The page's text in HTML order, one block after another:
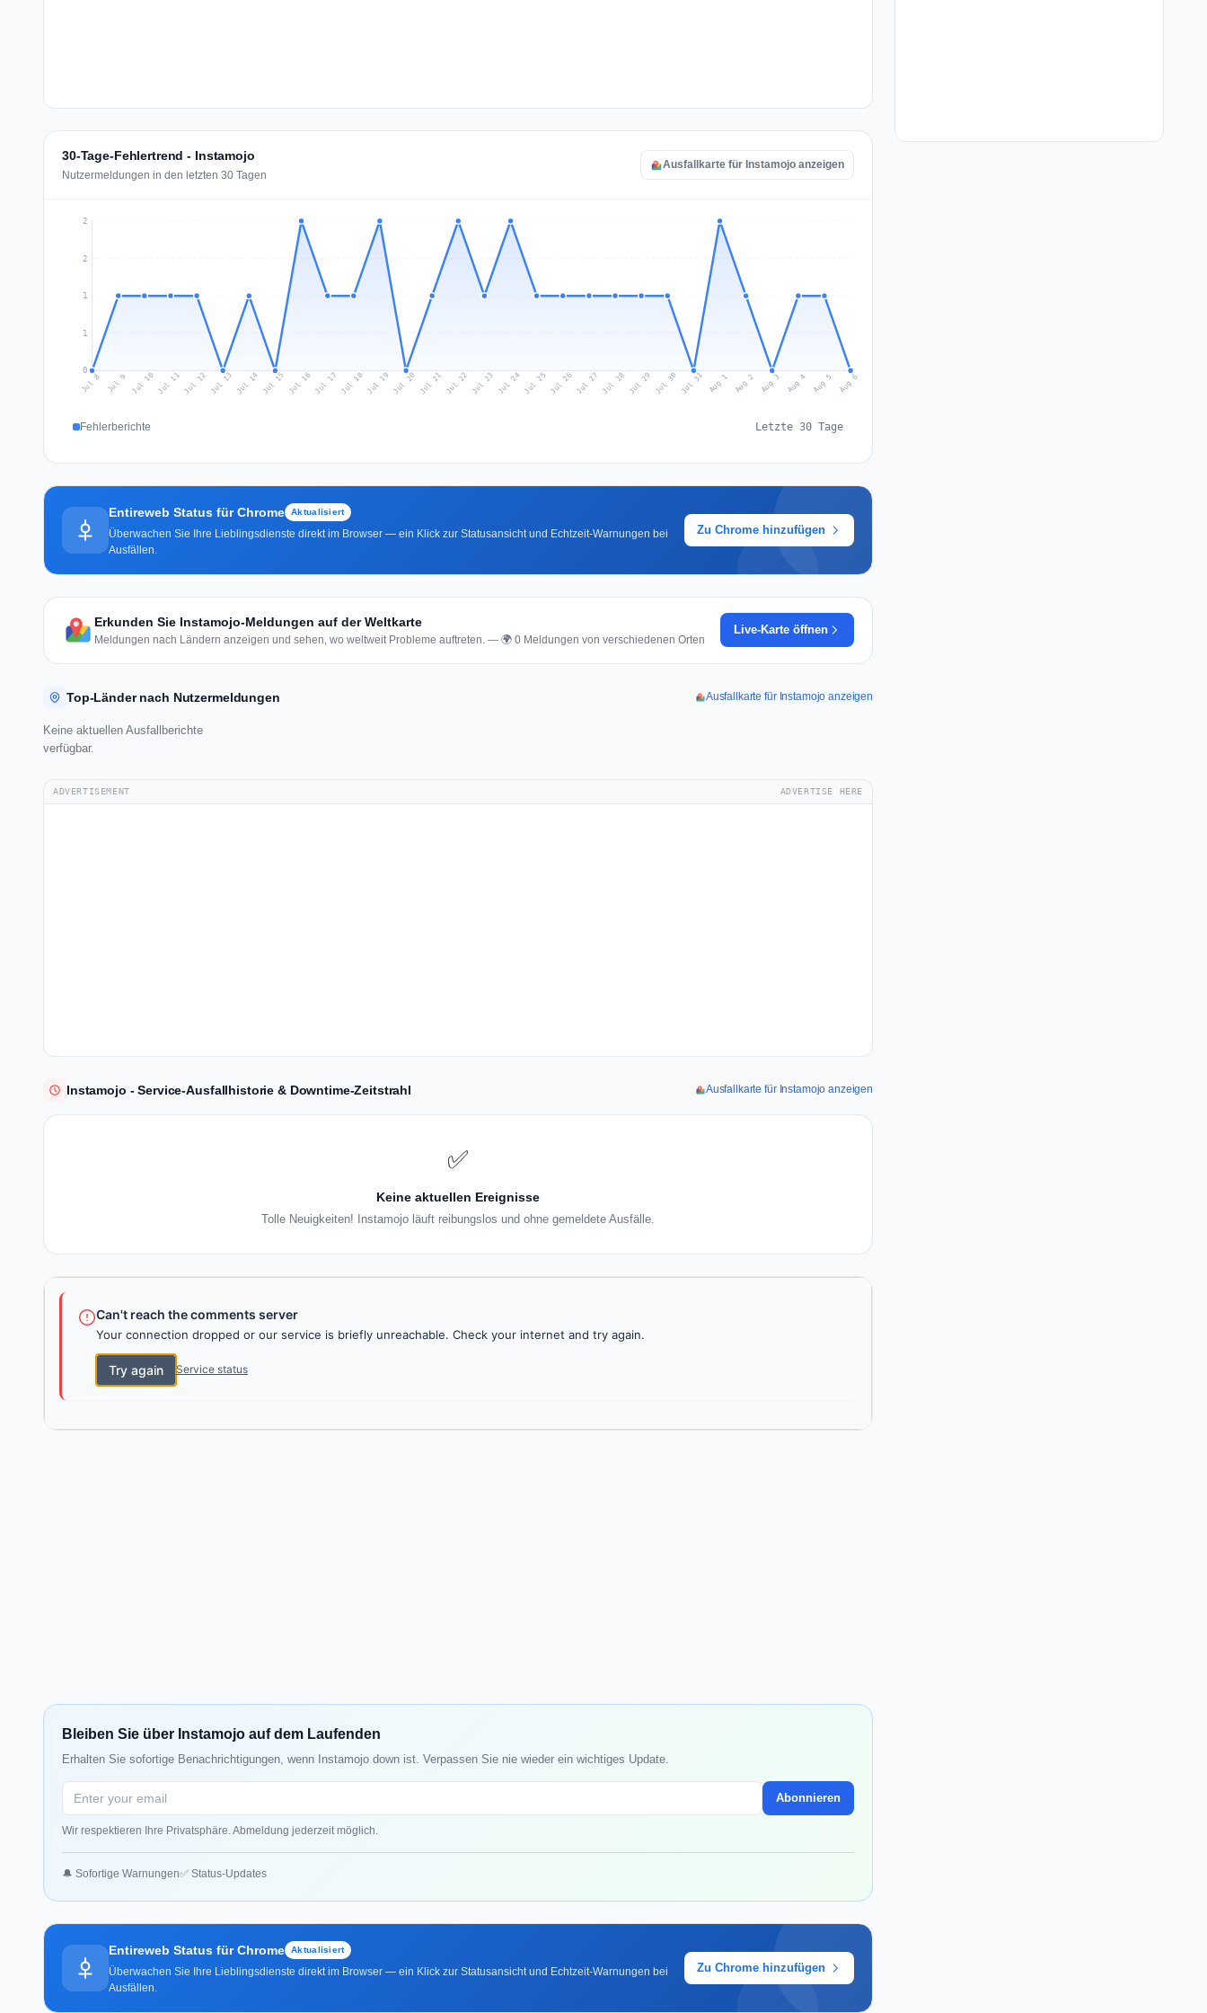
30-Tage-Fehlertrend - Instamojo
Nutzermeldungen in den letzten 30 Tagen
Ausfallkarte für Instamojo anzeigen
0
1
1
2
2
Jul 8 Jul 9 Jul 10 Jul 11Jul 12 Jul 13 Jul 14 Jul 15 Jul 16Jul 17 Jul 18Jul 19 Jul 20 Jul 21 Jul 22 Jul 23 Jul 24Jul 25 Jul 26Jul 27 Jul 28 Jul 29 Jul 30 Jul 31 Aug 1 Aug 2 Aug 3 Aug 4 Aug 5 Aug 6
Fehlerberichte Letzte 30 Tage
Entireweb Status für Chrome Aktualisiert
Überwachen Sie Ihre Lieblingsdienste direkt im Browser — ein Klick zur Statusansicht und Echtzeit-Warnungen bei
Ausfällen.
Zu Chrome hinzufügen
Erkunden Sie Instamojo-Meldungen auf der Weltkarte
Meldungen nach Ländern anzeigen und sehen, wo weltweit Probleme auftreten. — 🌍 0 Meldungen von verschiedenen Orten
Live-Karte öffnen
Top-Länder nach Nutzermeldungen Ausfallkarte für Instamojo anzeigen
Keine aktuellen Ausfallberichte
verfügbar.
ADVERTISEMENT ADVERTISE HERE
Instamojo - Service-Ausfallhistorie & Downtime-Zeitstrahl Ausfallkarte für Instamojo anzeigen
✅
Keine aktuellen Ereignisse
Tolle Neuigkeiten! Instamojo läuft reibungslos und ohne gemeldete Ausfälle.
Can't reach the comments server
Your connection dropped or our service is briefly unreachable. Check your internet and try again.
Try again Service status
Bleiben Sie über Instamojo auf dem Laufenden
Erhalten Sie sofortige Benachrichtigungen, wenn Instamojo down ist. Verpassen Sie nie wieder ein wichtiges Update.
Abonnieren
Wir respektieren Ihre Privatsphäre. Abmeldung jederzeit möglich.
🔔 Sofortige Warnungen✅ Status-Updates
Entireweb Status für Chrome Aktualisiert
Überwachen Sie Ihre Lieblingsdienste direkt im Browser — ein Klick zur Statusansicht und Echtzeit-Warnungen bei
Ausfällen.
Zu Chrome hinzufügen